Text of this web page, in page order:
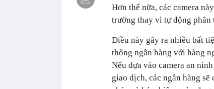
Hơn thế nữa, các camera
trường thay vì tự động phân
Điều này gây ra nhiều bất
thống ngân hàng với hàng
Nếu dựa vào camera an
giao dịch, các ngân hàng